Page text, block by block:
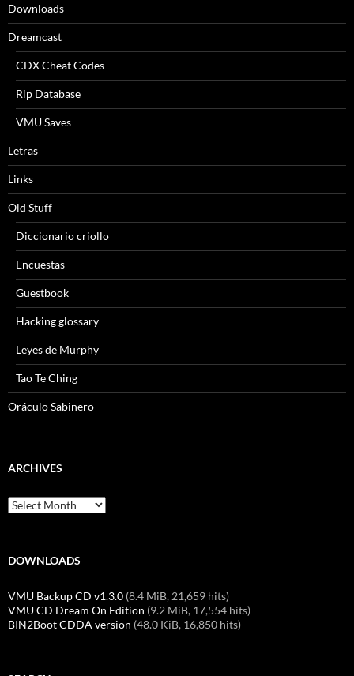
Downloads
Dreamcast
CDX Cheat Codes
Rip Database
VMU Saves
Letras
Links
Old Stuff
Diccionario criollo
Encuestas
Guestbook
Hacking glossary
Leyes de Murphy
Tao Te Ching
Oráculo Sabinero
ARCHIVES
Archives
DOWNLOADS
VMU Backup CD v1.3.0 (8.4 MiB, 21,659 hits)
VMU CD Dream On Edition (9.2 MiB, 17,554 hits)
BIN2Boot CDDA version (48.0 KiB, 16,850 hits)